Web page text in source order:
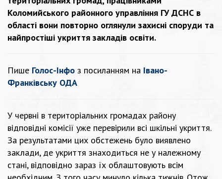
Коломийського районного управління ГУ ДСНС в
області вони повторно оглянули захисні споруди та
найпростіші укриття закладів освіти.
Пише Голос-Інфо з посиланням на Івано-
Франківську ОДА
У червні в територіальних громадах району
відповідні комісії уже перевірили всі шкільні укриття.
За результатами цих обстежень було виявлено
заклади, де укриття знаходиться не у належному
стані, відповідно зараз їх облаштовують всім